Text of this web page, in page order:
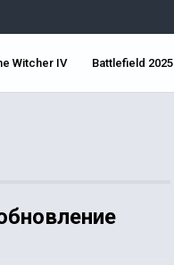
Witcher IV Battlefield 2025